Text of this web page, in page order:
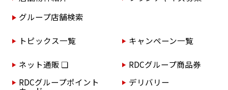
グループ店舗検索
トピックス一覧 キャンペーン一覧
ネット通販 ❏
RDCグループ商品券
RDCグループポイント
デリバリー